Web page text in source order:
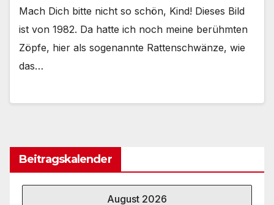
Mach Dich bitte nicht so schön, Kind! Dieses Bild
ist von 1982. Da hatte ich noch meine berühmten
Zöpfe, hier als sogenannte Rattenschwänze, wie
das…
Beitragskalender
August 2026